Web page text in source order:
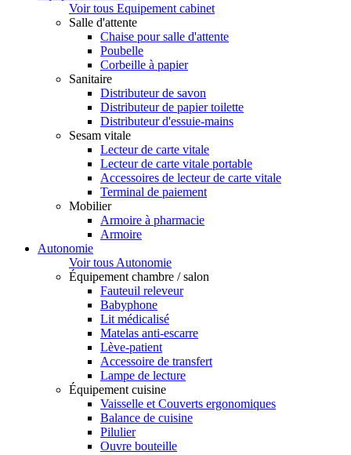
Voir tous Equipement cabinet
Salle d'attente
Chaise pour salle d'attente
Poubelle
Corbeille à papier
Sanitaire
Distributeur de savon
Distributeur de papier toilette
Distributeur d'essuie-mains
Sesam vitale
Lecteur de carte vitale
Lecteur de carte vitale portable
Accessoires de lecteur de carte vitale
Terminal de paiement
Mobilier
Armoire à pharmacie
Armoire
Autonomie
Voir tous Autonomie
Équipement chambre / salon
Fauteuil releveur
Babyphone
Lit médicalisé
Matelas anti-escarre
Lève-patient
Accessoire de transfert
Lampe de lecture
Équipement cuisine
Vaisselle et Couverts ergonomiques
Balance de cuisine
Pilulier
Ouvre bouteille